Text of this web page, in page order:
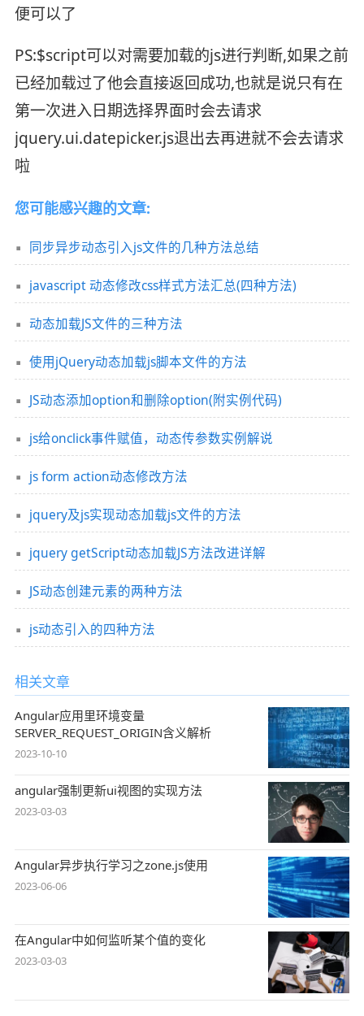
便可以了
PS:$script可以对需要加载的js进行判断,如果之前
已经加载过了他会直接返回成功,也就是说只有在
第一次进入日期选择界面时会去请求
jquery.ui.datepicker.js退出去再进就不会去请求
啦
您可能感兴趣的文章:
同步异步动态引入js文件的几种方法总结
javascript 动态修改css样式方法汇总(四种方法)
动态加载JS文件的三种方法
使用jQuery动态加载js脚本文件的方法
JS动态添加option和删除option(附实例代码)
js给onclick事件赋值，动态传参数实例解说
js form action动态修改方法
jquery及js实现动态加载js文件的方法
jquery getScript动态加载JS方法改进详解
JS动态创建元素的两种方法
js动态引入的四种方法
相关文章
Angular应用里环境变量
SERVER_REQUEST_ORIGIN含义解析
2023-10-10
angular强制更新ui视图的实现方法
2023-03-03
Angular异步执行学习之zone.js使用
2023-06-06
在Angular中如何监听某个值的变化
2023-03-03